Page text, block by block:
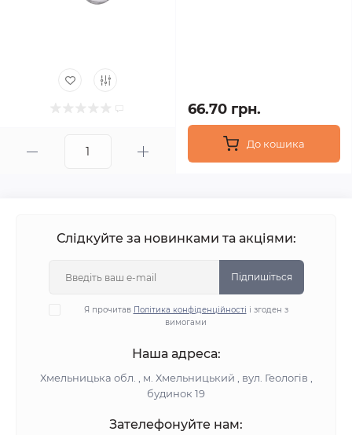
66.70 грн.
До кошика
Слідкуйте за новинками та акціями:
Підпишіться
Я прочитав Політика конфіденційності і згоден з
вимогами
Наша адреса:
Хмельницька обл. , м. Хмельницький , вул. Геологів ,
будинок 19
Зателефонуйте нам: